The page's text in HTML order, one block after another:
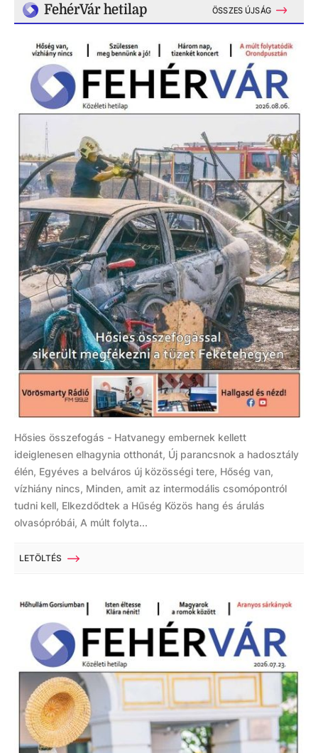
FehérVár hetilap ÖSSZES ÚJSÁG
Hősies összefogás - Hatvanegy embernek kellett
ideiglenesen elhagynia otthonát, Új parancsnok a hadosztály
élén, Egyéves a belváros új közösségi tere, Hőség van,
vízhiány nincs, Minden, amit az intermodális csomópontról
tudni kell, Elkezdődtek a Hűség Közös hang és árulás
olvasópróbái, A múlt folyta...
LETÖLTÉS